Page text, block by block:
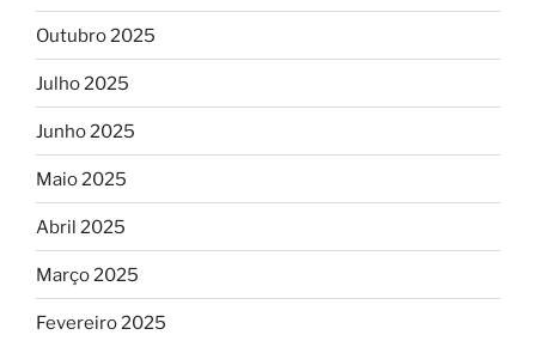
Outubro 2025
Julho 2025
Junho 2025
Maio 2025
Abril 2025
Março 2025
Fevereiro 2025